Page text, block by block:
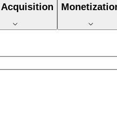
Acquisition